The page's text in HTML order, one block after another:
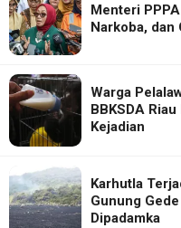
Menteri
Narkoba, dan
Warga
BBKSDA
Kejadian
Karhutla
Gunung
Dipadamka